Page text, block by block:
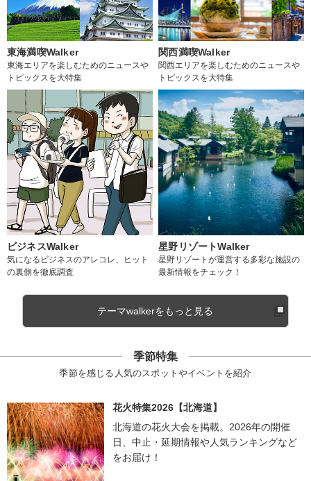
東海満喫Walker
東海エリアを楽しむためのニュースや
トピックスを大特集
関西満喫Walker
関西エリアを楽しむためのニュースや
トピックスを大特集
ビジネスWalker
気になるビジネスのアレコレ、ヒット
の裏側を徹底調査
星野リゾートWalker
星野リゾートが運営する多彩な施設の
最新情報をチェック！
テーマwalkerをもっと見る
季節特集
季節を感じる人気のスポットやイベントを紹介
花火特集2026【北海道】
北海道の花火大会を掲載。2026年の開催
日、中止・延期情報や人気ランキングなど
をお届け！